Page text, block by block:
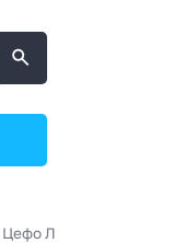
Цефо Л